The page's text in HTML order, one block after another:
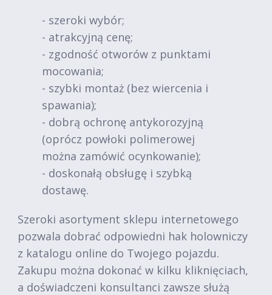
- szeroki wybór;
- atrakcyjną cenę;
- zgodność otworów z punktami
mocowania;
- szybki montaż (bez wiercenia i
spawania);
- dobrą ochronę antykorozyjną
(oprócz powłoki polimerowej
można zamówić ocynkowanie);
- doskonałą obsługę i szybką
dostawę.
Szeroki asortyment sklepu internetowego
pozwala dobrać odpowiedni hak holowniczy
z katalogu online do Twojego pojazdu.
Zakupu można dokonać w kilku kliknięciach,
a doświadczeni konsultanci zawsze służą